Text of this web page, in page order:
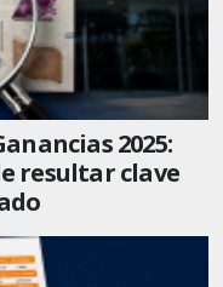
2025:
resultar clave